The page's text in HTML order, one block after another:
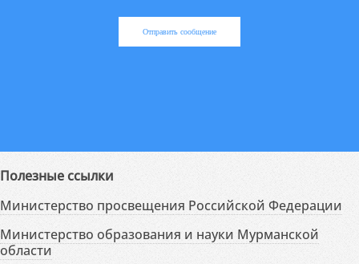
Отправить сообщение
Полезные ссылки
Министерство просвещения Российской Федерации
Министерство образования и науки Мурманской
области